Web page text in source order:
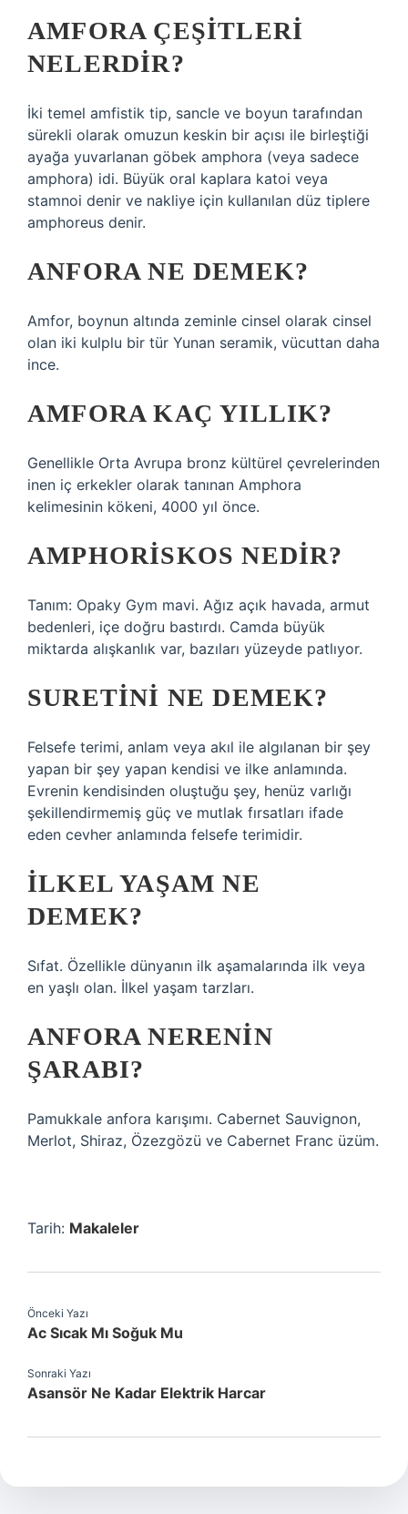
AMFORA ÇEŞITLERI
NELERDIR?
İki temel amfistik tip, sancle ve boyun tarafından
sürekli olarak omuzun keskin bir açısı ile birleştiği
ayağa yuvarlanan göbek amphora (veya sadece
amphora) idi. Büyük oral kaplara katoi veya
stamnoi denir ve nakliye için kullanılan düz tiplere
amphoreus denir.
ANFORA NE DEMEK?
Amfor, boynun altında zeminle cinsel olarak cinsel
olan iki kulplu bir tür Yunan seramik, vücuttan daha
ince.
AMFORA KAÇ YILLIK?
Genellikle Orta Avrupa bronz kültürel çevrelerinden
inen iç erkekler olarak tanınan Amphora
kelimesinin kökeni, 4000 yıl önce.
AMPHORISKOS NEDIR?
Tanım: Opaky Gym mavi. Ağız açık havada, armut
bedenleri, içe doğru bastırdı. Camda büyük
miktarda alışkanlık var, bazıları yüzeyde patlıyor.
SURETINI NE DEMEK?
Felsefe terimi, anlam veya akıl ile algılanan bir şey
yapan bir şey yapan kendisi ve ilke anlamında.
Evrenin kendisinden oluştuğu şey, henüz varlığı
şekillendirmemiş güç ve mutlak fırsatları ifade
eden cevher anlamında felsefe terimidir.
İLKEL YAŞAM NE
DEMEK?
Sıfat. Özellikle dünyanın ilk aşamalarında ilk veya
en yaşlı olan. İlkel yaşam tarzları.
ANFORA NERENIN
ŞARABI?
Pamukkale anfora karışımı. Cabernet Sauvignon,
Merlot, Shiraz, Özezgözü ve Cabernet Franc üzüm.
Tarih: Makaleler
Önceki Yazı
Ac Sıcak Mı Soğuk Mu
Sonraki Yazı
Asansör Ne Kadar Elektrik Harcar